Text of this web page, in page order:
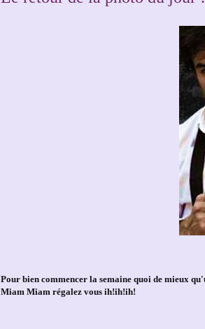
Pour bien commencer la semaine quoi de mieux
Miam Miam régalez vous ih!ih!ih!